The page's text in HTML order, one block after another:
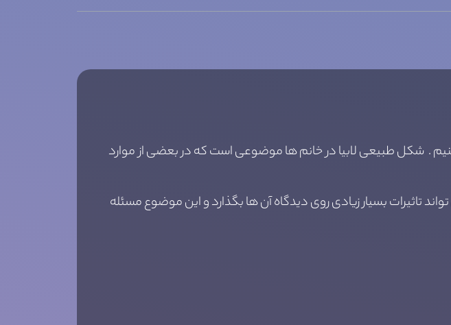
. شکل طبیعی لابیا در خانم ها موضوعی است که در بعضی از موارد
تاثیرات بسیار زیادی روی دیدگاه آن ها بگذارد و این موضوع مسئله